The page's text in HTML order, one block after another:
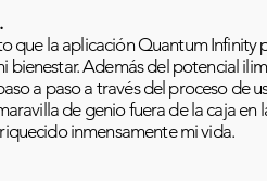
que la aplicación Quantum
bienestar. Además del potencial
a paso a través del proceso de
de genio fuera de la caja
inmensamente mi vida.